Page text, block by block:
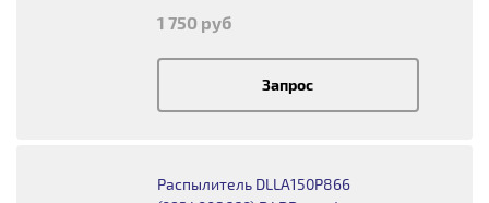
1 750 руб
Запрос
Распылитель DLLA150P866